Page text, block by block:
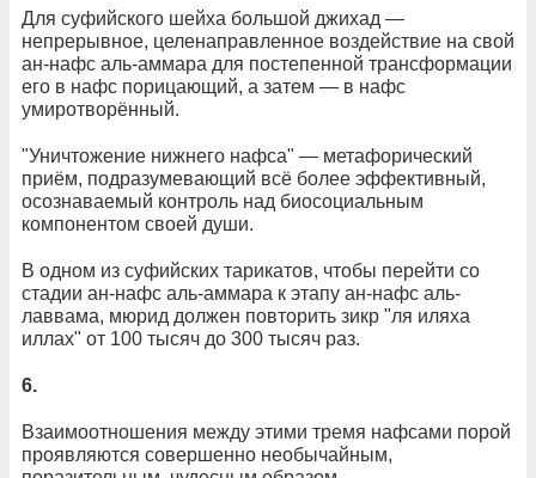
Для суфийского шейха большой джихад —
непрерывное, целенаправленное воздействие на свой
ан-нафс аль-аммара для постепенной трансформации
его в нафс порицающий, а затем — в нафс
умиротворённый.
"Уничтожение нижнего нафса" — метафорический
приём, подразумевающий всё более эффективный,
осознаваемый контроль над биосоциальным
компонентом своей души.
В одном из суфийских тарикатов, чтобы перейти со
стадии ан-нафс аль-аммара к этапу ан-нафс аль-
лаввама, мюрид должен повторить зикр "ля иляха
иллах" от 100 тысяч до 300 тысяч раз.
6.
Взаимоотношения между этими тремя нафсами порой
проявляются совершенно необычайным,